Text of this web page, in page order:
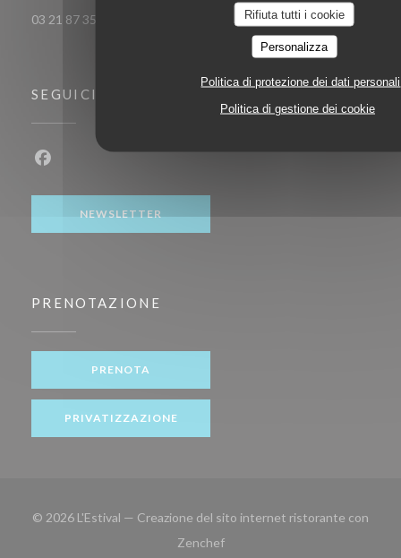
Rifiuta tutti i cookie
Personalizza
Politica di protezione dei dati personali
Politica di gestione dei cookie
03 21 87 35 32
SEGUICI
NEWSLETTER
PRENOTAZIONE
PRENOTA
PRIVATIZZAZIONE
© 2026 L'Estival — Creazione del sito internet ristorante con
Zenchef((apre una nuova finestra))